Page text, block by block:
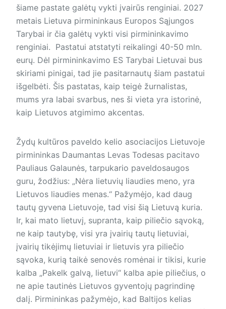
šiame pastate galėtų vykti įvairūs renginiai. 2027
metais Lietuva pirmininkaus Europos Sąjungos
Tarybai ir čia galėtų vykti visi pirmininkavimo
renginiai. Pastatui atstatyti reikalingi 40-50 mln.
eurų. Dėl pirmininkavimo ES Tarybai Lietuvai bus
skiriami pinigai, tad jie pasitarnautų šiam pastatui
išgelbėti. Šis pastatas, kaip teigė žurnalistas,
mums yra labai svarbus, nes ši vieta yra istorinė,
kaip Lietuvos atgimimo akcentas.
Žydų kultūros paveldo kelio asociacijos Lietuvoje
pirmininkas Daumantas Levas Todesas pacitavo
Pauliaus Galaunės, tarpukario paveldosaugos
guru, žodžius: „Nėra lietuvių liaudies meno, yra
Lietuvos liaudies menas.“ Pažymėjo, kad daug
tautų gyvena Lietuvoje, tad visi šią Lietuvą kuria.
Ir, kai mato lietuvį, supranta, kaip piliečio sąvoką,
ne kaip tautybę, visi yra įvairių tautų lietuviai,
įvairių tikėjimų lietuviai ir lietuvis yra piliečio
sąvoka, kurią taikė senovės romėnai ir tikisi, kurie
kalba „Pakelk galvą, lietuvi“ kalba apie piliečius, o
ne apie tautinės Lietuvos gyventojų pagrindinę
dalį. Pirmininkas pažymėjo, kad Baltijos kelias